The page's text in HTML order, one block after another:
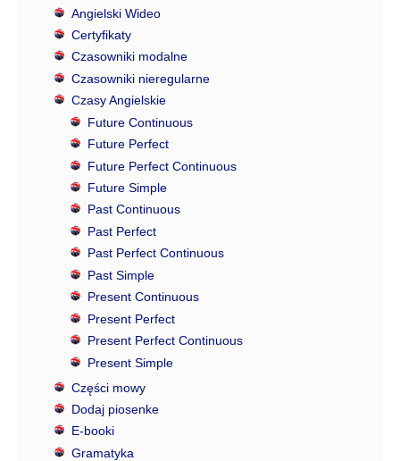
Angielski Wideo
Certyfikaty
Czasowniki modalne
Czasowniki nieregularne
Czasy Angielskie
Future Continuous
Future Perfect
Future Perfect Continuous
Future Simple
Past Continuous
Past Perfect
Past Perfect Continuous
Past Simple
Present Continuous
Present Perfect
Present Perfect Continuous
Present Simple
Części mowy
Dodaj piosenke
E-booki
Gramatyka